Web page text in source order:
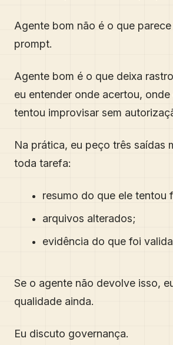
Agente bom não é o que
prompt.
Agente bom é o que deixa
eu entender onde acertou,
tentou improvisar sem
Na prática, eu peço três saídas
toda tarefa:
resumo do que ele tentou
arquivos alterados;
evidência do que foi
Se o agente não devolve isso,
qualidade ainda.
Eu discuto governança.